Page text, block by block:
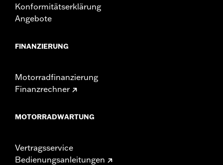
Konformitätserklärung
Angebote
FINANZIERUNG
Motorradfinanzierung
Finanzrechner
MOTORRADWARTUNG
Vertragsservice
Bedienungsanleitungen